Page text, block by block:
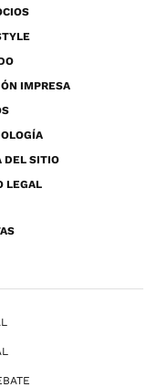
IMPRESA
DEL SITIO
LEGAL